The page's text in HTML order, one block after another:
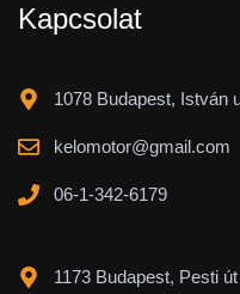
Kapcsolat
1078 Budapest, István
kelomotor@gmail.com
06-1-342-6179
1173 Budapest, Pesti